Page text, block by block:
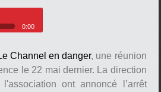
0:00
Channel en danger, une réunion
le 22 mai dernier. La direction
ont annoncé l’arrêt